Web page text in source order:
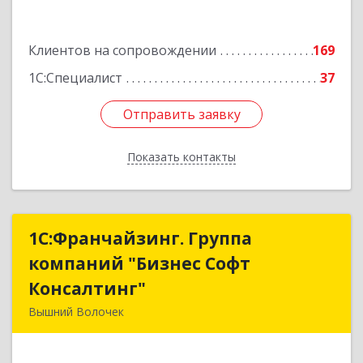
Клиентов на сопровождении
169
1С:Специалист
37
Отправить заявку
Показать контакты
Отправить заявку
Назад
1С:Франчайзинг. Группа
компаний "Бизнес Софт
Консалтинг"
Вышний Волочек
1С:Франчайзинг. Группа
компаний "Бизнес Софт